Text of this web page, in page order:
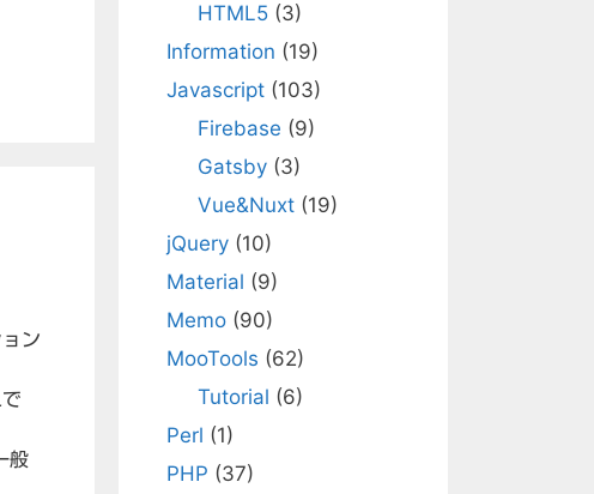
ン
般
HTML5(3)
Information (19)
Javascript (103)
Firebase (9)
Gatsby(3)
Vue&Nuxt(19)
jQuery (10)
Material (9)
Memo (90)
MooTools (62)
Tutorial (6)
Perl (1)
PHP (37)